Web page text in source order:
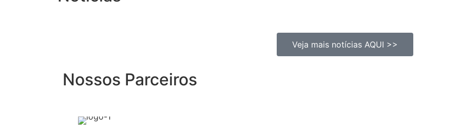
Veja mais notícias AQUI >>
Nossos Parceiros